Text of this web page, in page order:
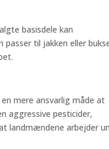
basisdele kan
til jakken eller
mere ansvarlig måde at
aggressive pesticider,
landmændene arbejder